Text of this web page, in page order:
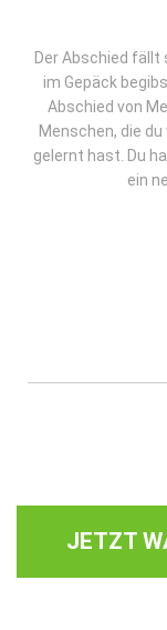
Der Abschied fällt
im Gepäck
Abschied von
Menschen, die
gelernt hast. Du
ein
JETZT